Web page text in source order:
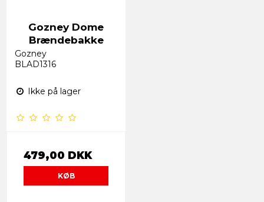
Gozney Dome
Brændebakke
Gozney
BLAD1316
Ikke på lager
479,00 DKK
KØB